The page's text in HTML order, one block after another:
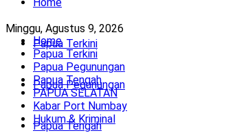
Minggu, Agustus 9, 2026
Papua Terkini
Papua Pegunungan
Papua Tengah
Home
Papua Terkini
Papua Pegunungan
Papua Tengah
PAPUA SELATAN
Kabar Port Numbay
Hukum & Kriminal